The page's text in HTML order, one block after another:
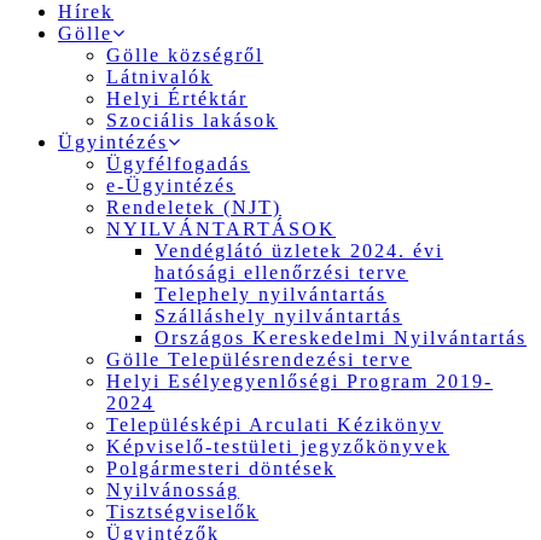
Hírek
Gölle
Gölle községről
Látnivalók
Helyi Értéktár
Szociális lakások
Ügyintézés
Ügyfélfogadás
e-Ügyintézés
Rendeletek (NJT)
NYILVÁNTARTÁSOK
Vendéglátó üzletek 2024. évi
hatósági ellenőrzési terve
Telephely nyilvántartás
Szálláshely nyilvántartás
Országos Kereskedelmi Nyilvántartás
Gölle Településrendezési terve
Helyi Esélyegyenlőségi Program 2019-
2024
Településképi Arculati Kézikönyv
Képviselő-testületi jegyzőkönyvek
Polgármesteri döntések
Nyilvánosság
Tisztségviselők
Ügyintézők